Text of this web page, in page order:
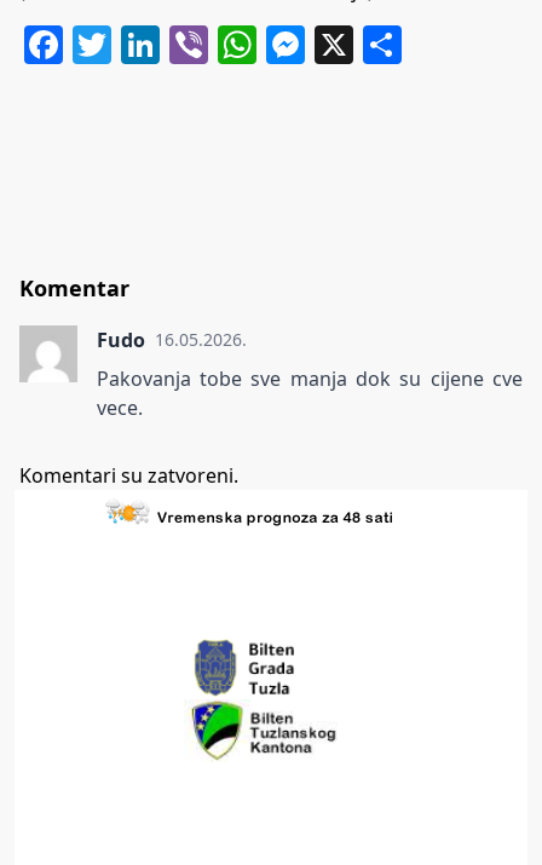
Facebook
Twitter
LinkedIn
ViberWhatsApp
Messenger
X
Komentar
Fudo 16.05.2026.
Pakovanja tobe sve manja dok su cijene cve
vece.
Komentari su zatvoreni.